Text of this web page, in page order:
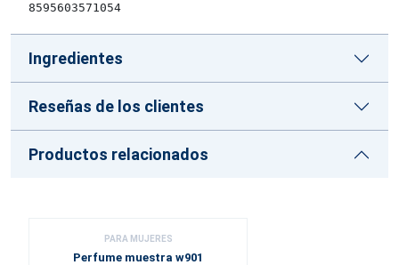
8595603571054
Ingredientes
Reseñas de los clientes
Productos relacionados
PARA MUJERES
Perfume muestra w901